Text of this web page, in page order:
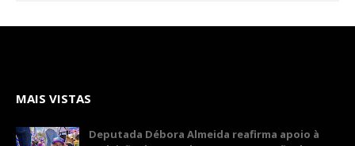
MAIS VISTAS
Deputada Débora Almeida reafirma apoio à